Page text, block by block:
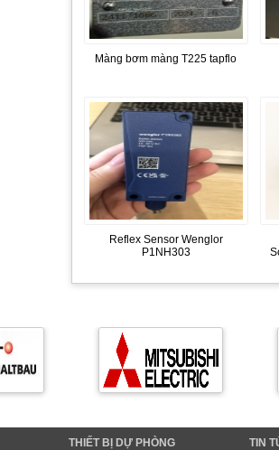
Màng bơm màng T225 tapflo
Reflex Sensor Wenglor
P1NH303
THIẾT BỊ DỰ PHÒNG TIN